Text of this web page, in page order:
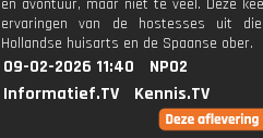
en avontuur, maar niet te veel. Deze
ervaringen van de hostesses uit
Hollandse huisarts en de Spaanse ober.
09-02-2026 11:40
NPO2
Informatief.TV
Kennis.TV